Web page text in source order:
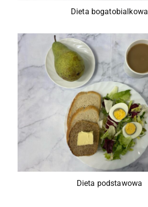
Dieta bogatobialkowa
Dieta podstawowa